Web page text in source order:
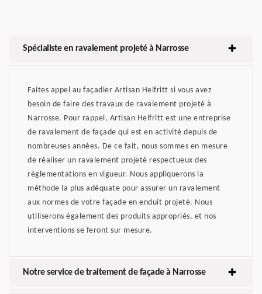
Spécialiste en ravalement projeté à Narrosse
Faites appel au façadier Artisan Helfritt si vous avez
besoin de faire des travaux de ravalement projeté à
Narrosse. Pour rappel, Artisan Helfritt est une entreprise
de ravalement de façade qui est en activité depuis de
nombreuses années. De ce fait, nous sommes en mesure
de réaliser un ravalement projeté respectueux des
réglementations en vigueur. Nous appliquerons la
méthode la plus adéquate pour assurer un ravalement
aux normes de votre façade en enduit projeté. Nous
utiliserons également des produits appropriés, et nos
interventions se feront sur mesure.
Notre service de traitement de façade à Narrosse